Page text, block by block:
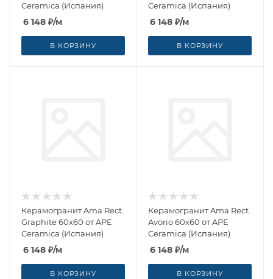
Ceramica (Испания)
6 148 ₽/м
В КОРЗИНУ
Ceramica (Испания)
6 148 ₽/м
В КОРЗИНУ
Керамогранит Ama Rect.
Graphite 60x60 от APE
Ceramica (Испания)
6 148 ₽/м
В КОРЗИНУ
Керамогранит Ama Rect.
Avorio 60x60 от APE
Ceramica (Испания)
6 148 ₽/м
В КОРЗИНУ